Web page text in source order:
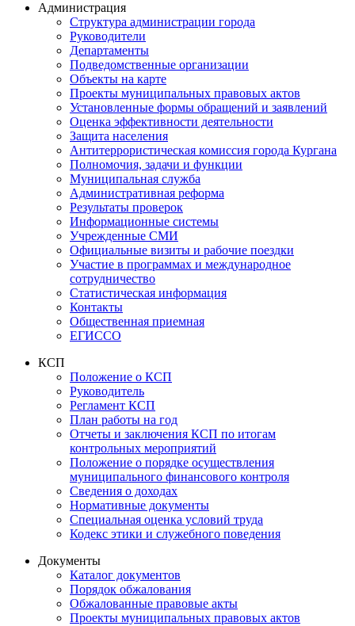
Администрация
Структура администрации города
Руководители
Департаменты
Подведомственные организации
Объекты на карте
Проекты муниципальных правовых актов
Установленные формы обращений и заявлений
Оценка эффективности деятельности
Защита населения
Антитеррористическая комиссия города Кургана
Полномочия, задачи и функции
Муниципальная служба
Административная реформа
Результаты проверок
Информационные системы
Учрежденные СМИ
Официальные визиты и рабочие поездки
Участие в программах и международное
сотрудничество
Статистическая информация
Контакты
Общественная приемная
ЕГИССО
КСП
Положение о КСП
Руководитель
Регламент КСП
План работы на год
Отчеты и заключения КСП по итогам
контрольных мероприятий
Положение о порядке осуществления
муниципального финансового контроля
Сведения о доходах
Нормативные документы
Специальная оценка условий труда
Кодекс этики и служебного поведения
Документы
Каталог документов
Порядок обжалования
Обжалованные правовые акты
Проекты муниципальных правовых актов